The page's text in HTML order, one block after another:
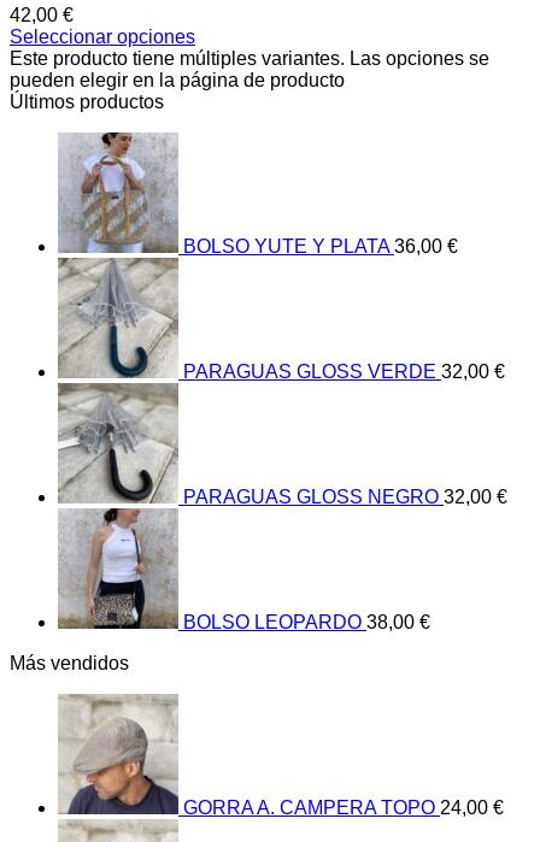
42,00 €
Seleccionar opciones
Este producto tiene múltiples variantes. Las opciones se
pueden elegir en la página de producto
Últimos productos
BOLSO YUTE Y PLATA 36,00 €
PARAGUAS GLOSS VERDE 32,00 €
PARAGUAS GLOSS NEGRO 32,00 €
BOLSO LEOPARDO 38,00 €
Más vendidos
GORRA A. CAMPERA TOPO 24,00 €